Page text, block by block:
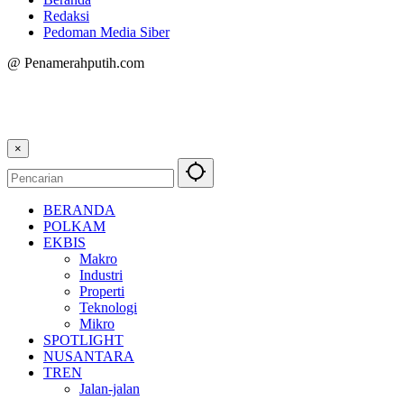
Redaksi
Pedoman Media Siber
@ Penamerahputih.com
×
BERANDA
POLKAM
EKBIS
Makro
Industri
Properti
Teknologi
Mikro
SPOTLIGHT
NUSANTARA
TREN
Jalan-jalan